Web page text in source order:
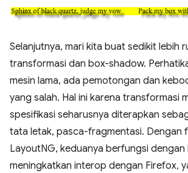
Selanjutnya, mari kita buat sedikit lebih
transformasi dan box-shadow.
mesin lama, ada pemotongan dan
yang salah. Hal ini karena transformasi
spesifikasi seharusnya diterapkan
tata letak, pasca-fragmentasi. Dengan
LayoutNG, keduanya berfungsi dengan
meningkatkan interop dengan Firefox,